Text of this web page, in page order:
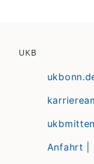
UKB
Anfahrt |